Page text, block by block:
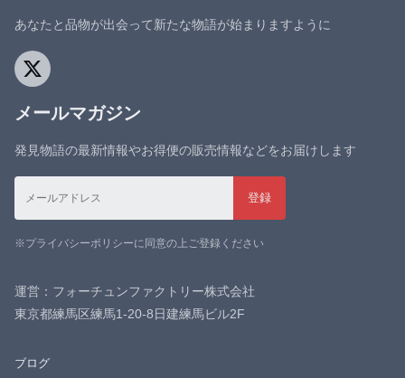
あなたと品物が出会って新たな物語が始まりますように
メールマガジン
発見物語の最新情報やお得便の販売情報などをお届けします
※プライバシーポリシーに同意の上ご登録ください
運営：フォーチュンファクトリー株式会社
東京都練馬区練馬1-20-8日建練馬ビル2F
ブログ